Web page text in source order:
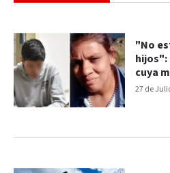
27 de
"No
hijos":
cuya
la